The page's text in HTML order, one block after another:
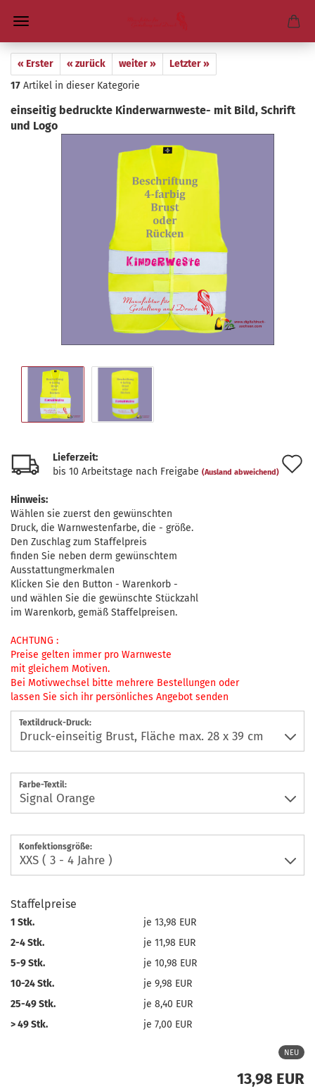
« Erster « zurück weiter »
Letzter »
17 Artikel in dieser Kategorie
ein­sei­tig be­druck­te Kinderwarnweste-​ mit Bild, Schrift
und Logo
Lieferzeit:
bis 10 Arbeitstage nach Freigabe (Ausland abweichend)
Hinweis:
Wählen sie zuerst den gewünschten
Druck, die Warnwestenfarbe, die - größe.
Den Zuschlag zum Staffelpreis
finden Sie neben derm gewünschtem
Ausstattungmerkmalen
Klicken Sie den Button - Warenkorb -
und wählen Sie die gewünschte Stückzahl
im Warenkorb, gemäß Staffelpreisen.
ACHTUNG :
Preise gelten immer pro Warnweste
mit gleichem Motiven.
Bei Motivwechsel bitte mehrere Bestellungen oder
lassen Sie sich ihr persönliches Angebot senden
Textildruck-Druck:
Farbe-Textil:
Konfektionsgröße:
Staffelpreise
1 Stk.
je 13,98 EUR
2-4 Stk.
je 11,98 EUR
5-9 Stk.
je 10,98 EUR
10-24 Stk.
je 9,98 EUR
25-49 Stk.
je 8,40 EUR
> 49 Stk.
je 7,00 EUR
NEU
13,98 EUR